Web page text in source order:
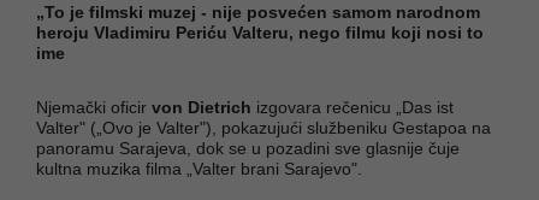
„To je filmski muzej - nije posvećen samom narodnom
heroju Vladimiru Periću Valteru, nego filmu koji nosi to
ime
Njemački oficir von Dietrich izgovara rečenicu „Das ist
Valter" („Ovo je Valter"), pokazujući službeniku Gestapoa na
panoramu Sarajeva, dok se u pozadini sve glasnije čuje
kultna muzika filma „Valter brani Sarajevo".